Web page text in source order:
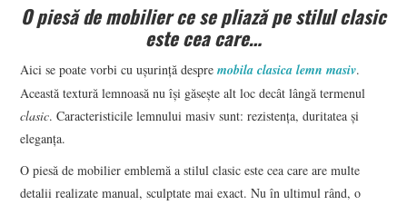
O piesă de mobilier ce se pliază pe stilul clasic
este cea care…
Aici se poate vorbi cu ușurință despremobila clasica lemn masiv.
Această textură lemnoasă nu își găsește alt loc decât lângă termenul
clasic. Caracteristicile lemnului masiv sunt: rezistența, duritatea și
eleganța.
O piesă de mobilier emblemă a stilul clasic este cea care are multe
detalii realizate manual, sculptate mai exact. Nu în ultimul rând, o